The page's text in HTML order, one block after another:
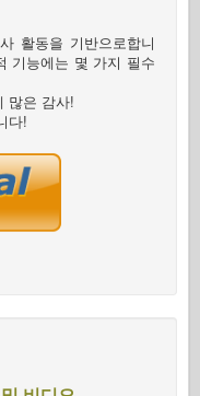
활동을 기반으로합니
기능에는 몇 가지 필수
많은 감사!
다!